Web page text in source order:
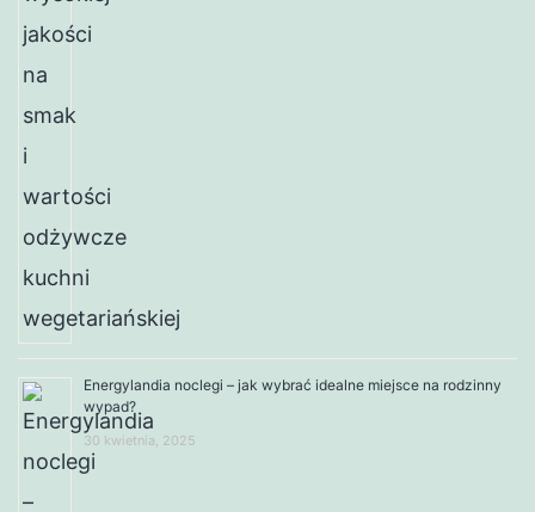
Energylandia noclegi – jak wybrać idealne miejsce na rodzinny
wypad?
30 kwietnia, 2025